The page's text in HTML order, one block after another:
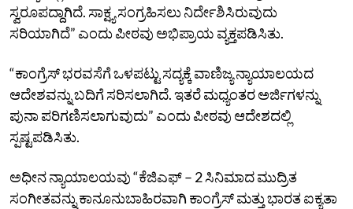
ಸ್ವರೂಪದ್ದಾಗಿದೆ. ಸಾಕ್ಷ್ಯ ಸಂಗ್ರಹಿಸಲು ನಿರ್ದೇಶಿಸಿರುವುದು
ಸರಿಯಾಗಿದೆ” ಎಂದು ಪೀಠವು ಅಭಿಪ್ರಾಯ ವ್ಯಕ್ತಪಡಿಸಿತು.
“ಕಾಂಗ್ರೆಸ್‌ ಭರವಸೆಗೆ ಒಳಪಟ್ಟು ಸದ್ಯಕ್ಕೆ ವಾಣಿಜ್ಯ ನ್ಯಾಯಾಲಯದ
ಆದೇಶವನ್ನು ಬದಿಗೆ ಸರಿಸಲಾಗಿದೆ. ಇತರೆ ಮಧ್ಯಂತರ ಅರ್ಜಿಗಳನ್ನು
ಪುನಾ ಪರಿಗಣಿಸಲಾಗುವುದು” ಎಂದು ಪೀಠವು ಆದೇಶದಲ್ಲಿ
ಸ್ಪಷ್ಟಪಡಿಸಿತು.
ಅಧೀನ ನ್ಯಾಯಾಲಯವು “ಕೆಜಿಎಫ್‌ – 2 ಸಿನಿಮಾದ ಮುದ್ರಿತ
ಸಂಗೀತವನ್ನು ಕಾನೂನುಬಾಹಿರವಾಗಿ ಕಾಂಗ್ರೆಸ್‌ ಮತ್ತು ಭಾರತ ಐಕ್ಯತಾ